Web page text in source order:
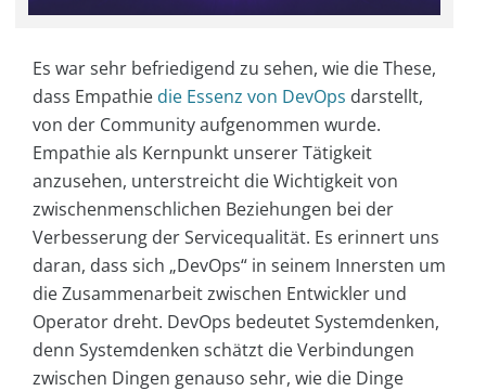
Es war sehr befriedigend zu sehen, wie die These,
dass Empathie die Essenz von DevOps darstellt,
von der Community aufgenommen wurde.
Empathie als Kernpunkt unserer Tätigkeit
anzusehen, unterstreicht die Wichtigkeit von
zwischenmenschlichen Beziehungen bei der
Verbesserung der Servicequalität. Es erinnert uns
daran, dass sich „DevOps“ in seinem Innersten um
die Zusammenarbeit zwischen Entwickler und
Operator dreht. DevOps bedeutet Systemdenken,
denn Systemdenken schätzt die Verbindungen
zwischen Dingen genauso sehr, wie die Dinge